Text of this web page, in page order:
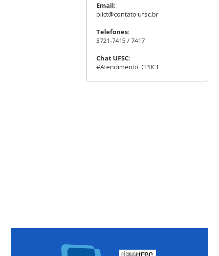
Email:
piict@contato.ufsc.br
Telefones:
3721-7415 / 7417
Chat UFSC:
#Atendimento_CPIICT